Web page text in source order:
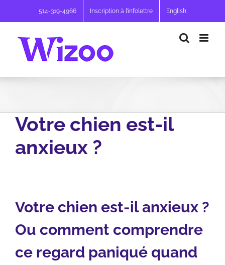
au
514-319-4966 Inscription à l’infolettre English
Votre chien est-il
anxieux ?
Votre chien est-il anxieux ?
Ou comment comprendre
ce regard paniqué quand